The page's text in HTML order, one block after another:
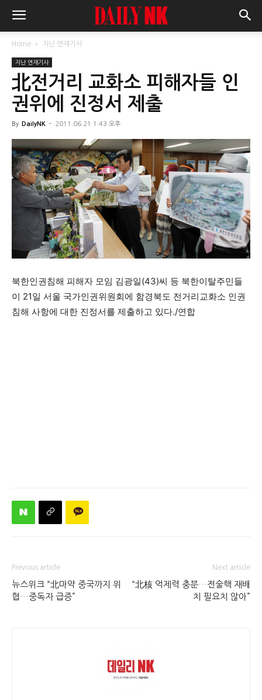
Home 지난 연재기사
지난 연재기사
北전거리 교화소 피해자들 인
권위에 진정서 제출
By DailyNK - 2011.06.21 1:43 오후
북한인권침해 피해자 모임 김광일(43)씨 등 북한이탈주민들
이 21일 서울 국가인권위원회에 함경북도 전거리교화소 인권
침해 사항에 대한 진정서를 제출하고 있다./연합
Previous article
뉴스위크 “北마약 중국까지 위
협…중독자 급증”
Next article
“北核 억제력 충분…전술핵 재배
치 필요치 않아”